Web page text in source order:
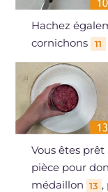
Hachez
cornichons
11
Vous êtes
pièce pour
médaillon 13 ,